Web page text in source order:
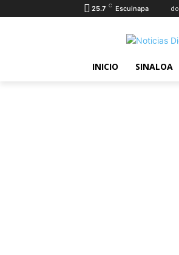
25.7 C Escuinapa
INICIO SINALOA